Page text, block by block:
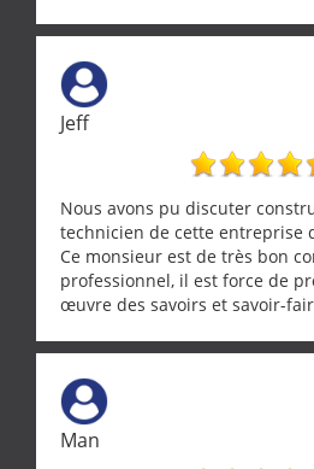
Jeff
Nous avons pu discuter
technicien de cette entreprise
Ce monsieur est de très bon
professionnel, il est force de
œuvre des savoirs et savoir-
demande de l écoute et de la
ne se trouve que chez les
Merci a ce monsieur pour sa
Man